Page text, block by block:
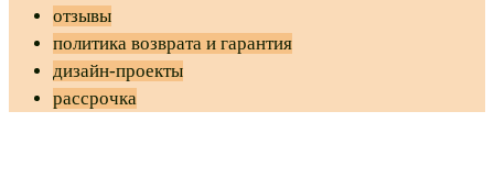
отзывы
политика возврата и гарантия
дизайн-проекты
рассрочка